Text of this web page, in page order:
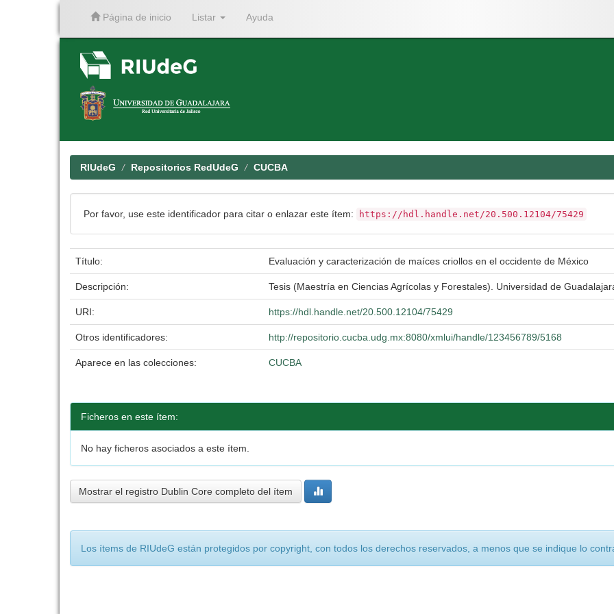
Página de inicio Listar Ayuda
RIUdeG Repositorios RedUdeG CUCBA
Por favor, use este identificador para citar o enlazar este ítem: https://hdl.handle.net/20.500.12104/75429
Título: Evaluación y caracterización de maíces criollos en el occidente de México
Descripción: Tesis (Maestría en Ciencias Agrícolas y Forestales). Universidad de
URI: https://hdl.handle.net/20.500.12104/75429
Otros identificadores: http://repositorio.cucba.udg.mx:8080/xmlui/handle/123456789/5168
Aparece en las colecciones: CUCBA
Ficheros en este ítem:
No hay ficheros asociados a este ítem.
Mostrar el registro Dublin Core completo del ítem
Los ítems de RIUdeG están protegidos por copyright, con todos los derechos reservados, a menos que se indique lo